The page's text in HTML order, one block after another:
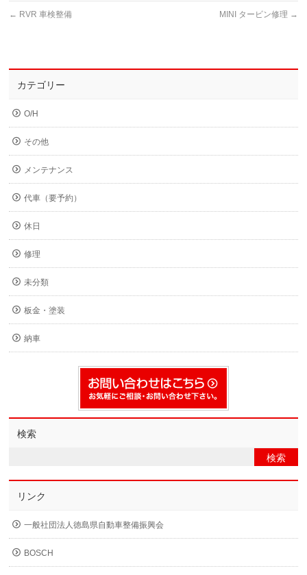
← RVR 車検整備 MINI タービン修理 →
カテゴリー
O/H
その他
メンテナンス
代車（要予約）
休日
修理
未分類
板金・塗装
納車
検索
リンク
一般社団法人徳島県自動車整備振興会
BOSCH